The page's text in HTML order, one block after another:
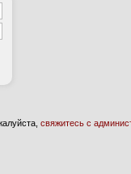
свяжитесь с